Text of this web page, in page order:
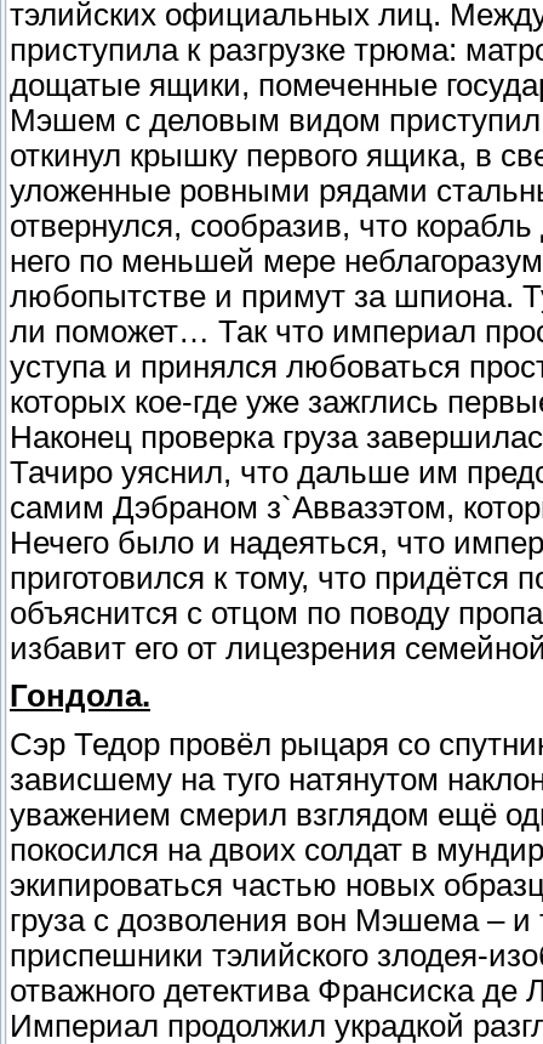
тэлийских официальных лиц.
приступила к разгрузке трюма:
дощатые ящики, помеченные
Мэшем с деловым видом приступил
откинул крышку первого ящика, в
уложенные ровными рядами
отвернулся, сообразив, что
него по меньшей мере
любопытстве и примут за шпиона.
ли поможет… Так что империал
уступа и принялся любоваться
которых кое-где уже зажглись
Наконец проверка груза
Тачиро уяснил, что дальше им
самим Дэбраном з`Аввазэтом,
Нечего было и надеяться, что
приготовился к тому, что
объяснится с отцом по поводу
избавит его от лицезрения
Гондола.
Сэр Тедор провёл рыцаря со
зависшему на туго натянутом
уважением смерил взглядом ещё
покосился на двоих солдат в
экипироваться частью новых
груза с дозволения вон Мэшема – и
приспешники тэлийского злодея-
отважного детектива Франсиска де
Империал продолжил украдкой